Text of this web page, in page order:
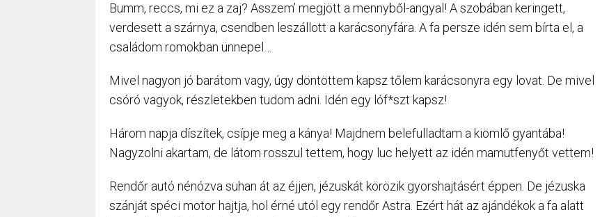
Bumm, reccs, mi ez a zaj? Asszem’ megjött a mennyből-angyal! A szobában keringett,
verdesett a szárnya, csendben leszállott a karácsonyfára. A fa persze idén sem bírta el, a
családom romokban ünnepel…
Mivel nagyon jó barátom vagy, úgy döntöttem kapsz tőlem karácsonyra egy lovat. De mivel
csóró vagyok, részletekben tudom adni. Idén egy lóf*szt kapsz!
Három napja díszítek, csípje meg a kánya! Majdnem belefulladtam a kiömlő gyantába!
Nagyzolni akartam, de látom rosszul tettem, hogy luc helyett az idén mamutfenyőt vettem!
Rendőr autó nénózva suhan át az éjjen, jézuskát körözik gyorshajtásért éppen. De jézuska
szánját spéci motor hajtja, hol érné utól egy rendőr Astra. Ezért hát az ajándékok a fa alatt